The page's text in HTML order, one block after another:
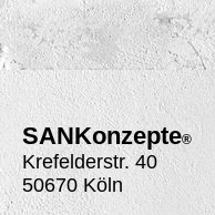
SANKonzepte®
Krefelderstr. 40
50670 Köln